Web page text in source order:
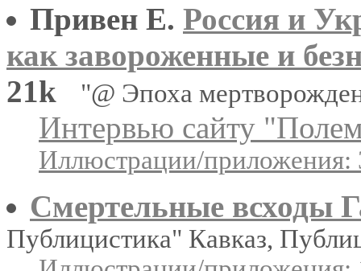
Привен Е. Россия и
как завороженные и
21k
"@ Эпоха
Интервью сайту
Иллюстрации/приложения:
Смертельные всходы
Публицистика" Кавказ,